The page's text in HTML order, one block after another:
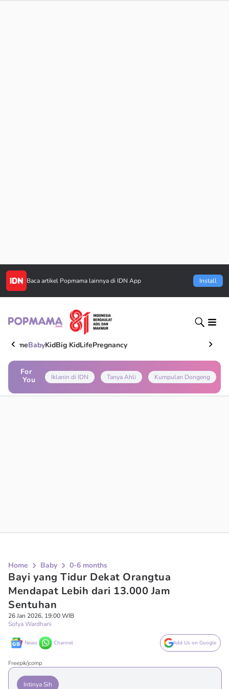
Baca artikel Popmama lainnya di IDN App Install
HomeBabyKidBig KidLifePregnancy
For
You
Iklanin di IDN Tanya Ahli Kumpulan Dongeng
Home Baby 0-6 months
Bayi yang Tidur Dekat Orangtua
Mendapat Lebih dari 13.000 Jam
Sentuhan
26 Jan 2026, 19:00 WIB
Sofya Wardhani
News Channel Add Us on Google
Freepik/jcomp
Intinya Sih